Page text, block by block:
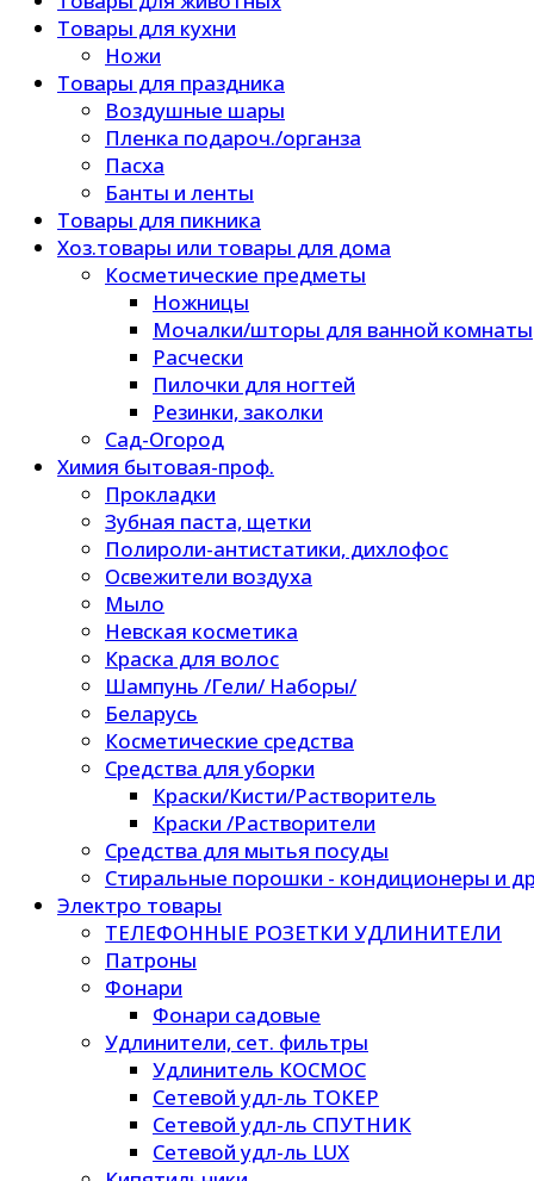
Товары для кухни
Ножи
Товары для праздника
Воздушные шары
Пленка подароч./органза
Пасха
Банты и ленты
Товары для пикника
Хоз.товары или товары для дома
Косметические предметы
Ножницы
Мочалки/шторы для ванной комнаты
Расчески
Пилочки для ногтей
Резинки, заколки
Сад-Огород
Химия бытовая-проф.
Прокладки
Зубная паста, щетки
Полироли-антистатики, дихлофос
Освежители воздуха
Мыло
Невская косметика
Краска для волос
Шампунь /Гели/ Наборы/
Беларусь
Косметические средства
Средства для уборки
Краски/Кисти/Растворитель
Краски /Растворители
Средства для мытья посуды
Стиральные порошки - кондиционеры и
Электро товары
ТЕЛЕФОННЫЕ РОЗЕТКИ УДЛИНИТЕЛИ
Патроны
Фонари
Фонари садовые
Удлинители, сет. фильтры
Удлинитель КОСМОС
Сетевой удл-ль ТОКЕР
Сетевой удл-ль СПУТНИК
Сетевой удл-ль LUX